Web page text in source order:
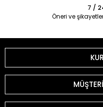
7 /
Öneri ve